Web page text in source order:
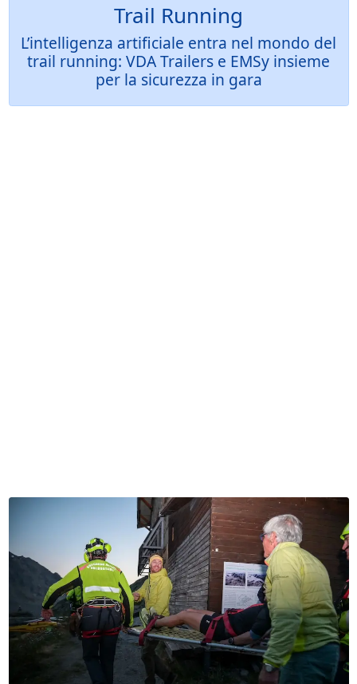
Trail Running
L’intelligenza artificiale entra nel mondo del
trail running: VDA Trailers e EMSy insieme
per la sicurezza in gara